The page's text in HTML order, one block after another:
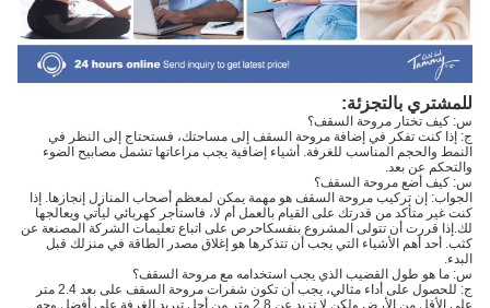
للمشتري بالتجزئة:
س: كيف تختار مروحة السقف؟
ج: إذا كنت تفكر في إضافة مروحة السقف إلى مساحتك، فستحتاج إلى النظر في
النمط والحجم المناسب للغرفة. أشياء إضافية يجب مراعاتها تشمل مصابيح الضوء
والتحكم عن بعد.
س: كيف أضع مروحة السقف؟
الجواب: إن تركيب مروحة السقف هو مهمة يمكن لمعظم أصحاب المنازل إنجازها. إذا
كنت غير متأكد من قدرتك على القيام بالعمل أم لا، فاستأجر كهربائي ليأتي ويعالجها
لك.إذا قررت أن تتولى المشروع بنفسكاحرص على اتباع تعليمات الشركة المصنعة عن
كثب. أحد أهم الأشياء التي يجب أن تتذكرها هو إغلاق مصدر الطاقة في منزلك قبل
البدء.
س: ما هو طول القضيب الذي يجب استخدامه مع مروحة السقف؟
ج: للحصول على أداء مثالي، يجب أن تكون شفرات مروحة السقف على بعد 2.4 متر
على الأقل من الأرض ولكن لا تزيد عن 2.8 متر من أجل تبريد الغرفة على أفضل وجه.